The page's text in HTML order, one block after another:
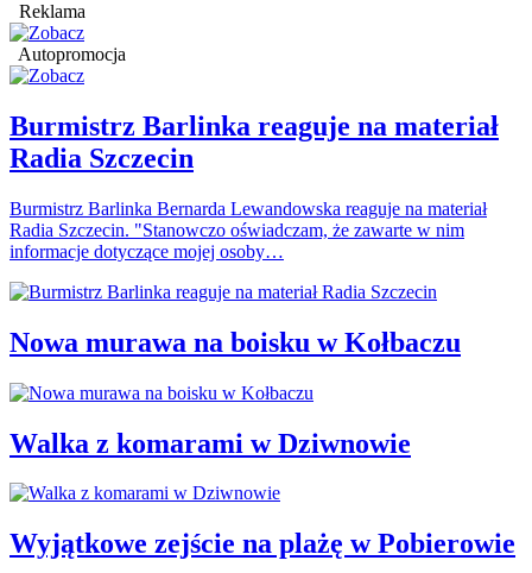
Reklama
Autopromocja
Burmistrz Barlinka reaguje na materiał
Radia Szczecin
Burmistrz Barlinka Bernarda Lewandowska reaguje na materiał
Radia Szczecin. "Stanowczo oświadczam, że zawarte w nim
informacje dotyczące mojej osoby…
Nowa murawa na boisku w Kołbaczu
Walka z komarami w Dziwnowie
Wyjątkowe zejście na plażę w Pobierowie